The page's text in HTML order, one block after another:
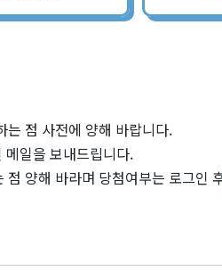
점 사전에 양해 바랍니다.
일을 보내드립니다.
양해 바라며 당첨여부는 로그인